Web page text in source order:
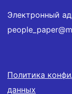
Электронный
Политика
данных